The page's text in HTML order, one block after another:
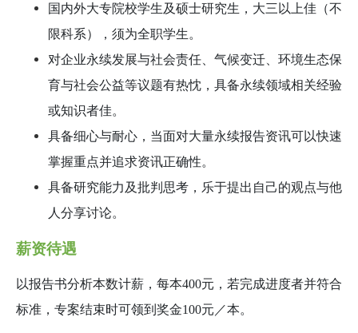
国内外大专院校学生及硕士研究生，大三以上佳（不
限科系），须为全职学生。
对企业永续发展与社会责任、气候变迁、环境生态保
育与社会公益等议题有热忱，具备永续领域相关经验
或知识者佳。
具备细心与耐心，当面对大量永续报告资讯可以快速
掌握重点并追求资讯正确性。
具备研究能力及批判思考，乐于提出自己的观点与他
人分享讨论。
薪资待遇
以报告书分析本数计薪，每本400元，若完成进度者并符合
标准，专案结束时可领到奖金100元／本。